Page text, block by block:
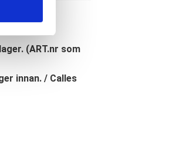
(ART.nr som
innan. / Calles